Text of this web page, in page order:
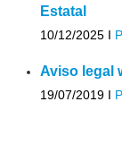
Estatal
10/12/2025 I
Aviso legal
19/07/2019 I